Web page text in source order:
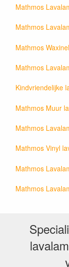
Mathmos
Mathmos
Mathmos
Mathmos
Kindvriendelijke
Mathmos Muur
Mathmos
Mathmos Vinyl
Mathmos
Mathmos